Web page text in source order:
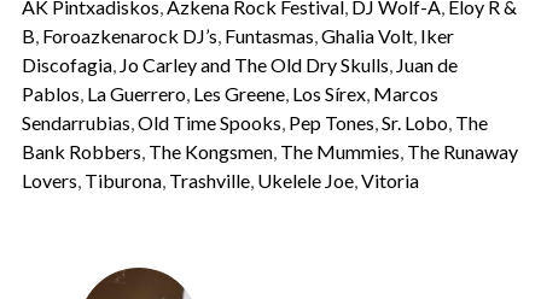
AK Pintxadiskos,Azkena Rock Festival, DJ Wolf-A, Eloy R &
B, Foroazkenarock DJ’s, Funtasmas,Ghalia Volt, Iker
Discofagia, Jo Carley and The Old Dry Skulls, Juan de
Pablos, La Guerrero, Les Greene, Los Sírex, Marcos
Sendarrubias,Old Time Spooks, Pep Tones,Sr. Lobo, The
Bank Robbers, The Kongsmen, The Mummies, The Runaway
Lovers, Tiburona, Trashville, Ukelele Joe,Vitoria